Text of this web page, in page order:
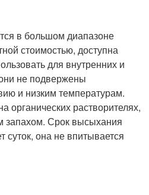
в большом диапазоне
стоимостью, доступна
для внутренних и
не подвержены
и низким температурам.
органических растворителях,
запахом. Срок высыхания
она не впитывается